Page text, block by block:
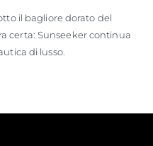
il bagliore dorato del
certa: Sunseeker continua
di lusso.